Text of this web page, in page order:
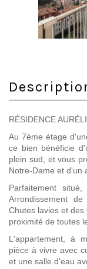
RÉSIDENCE
Au 7ème étage
ce bien bénéficie
plein sud, et vous
Notre-Dame et d'un
Parfaitement
Arrondissement
Chutes lavies et
proximité de toutes
L'appartement, à
pièce à vivre avec
et une salle d'eau